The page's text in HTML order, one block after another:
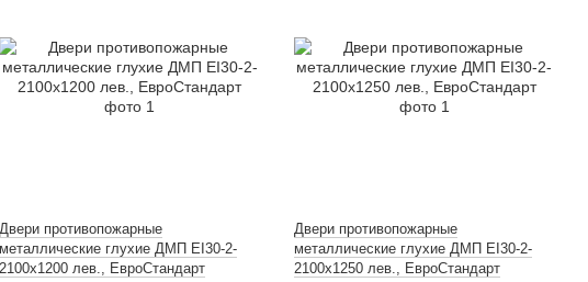
Двери противопожарные
металлические глухие ДМП ЕІ30-2-
2100х1200 лев., ЕвроСтандарт
Двери противопожарные
металлические глухие ДМП ЕІ30-2-
2100х1250 лев., ЕвроСтандарт